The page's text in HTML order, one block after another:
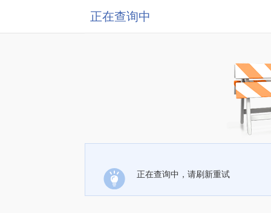
正在查询中
正在查询中，请刷新重试